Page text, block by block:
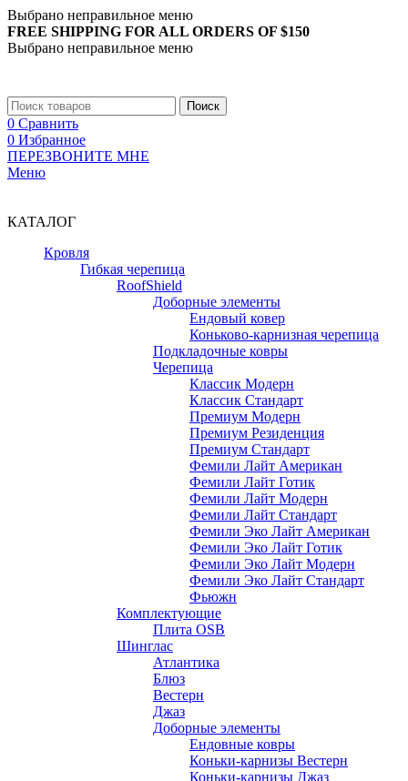
Выбрано неправильное меню
FREE SHIPPING FOR ALL ORDERS OF $150
Выбрано неправильное меню
Поиск
0 Сравнить
0 Избранное
ПЕРЕЗВОНИТЕ МНЕ
Меню
КАТАЛОГ
Кровля
Гибкая черепица
RoofShield
Доборные элементы
Ендовый ковер
Коньково-карнизная черепица
Подкладочные ковры
Черепица
Классик Модерн
Классик Стандарт
Премиум Модерн
Премиум Резиденция
Премиум Стандарт
Фемили Лайт Американ
Фемили Лайт Готик
Фемили Лайт Модерн
Фемили Лайт Стандарт
Фемили Эко Лайт Американ
Фемили Эко Лайт Готик
Фемили Эко Лайт Модерн
Фемили Эко Лайт Стандарт
Фьюжн
Комплектующие
Плита OSB
Шинглас
Атлантика
Блюз
Вестерн
Джаз
Доборные элементы
Ендовные ковры
Коньки-карнизы Вестерн
Коньки-карнизы Джаз